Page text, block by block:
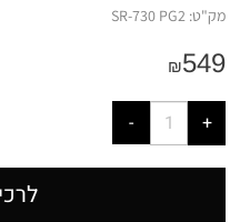
מק"ט: SR-730 PG2
₪549